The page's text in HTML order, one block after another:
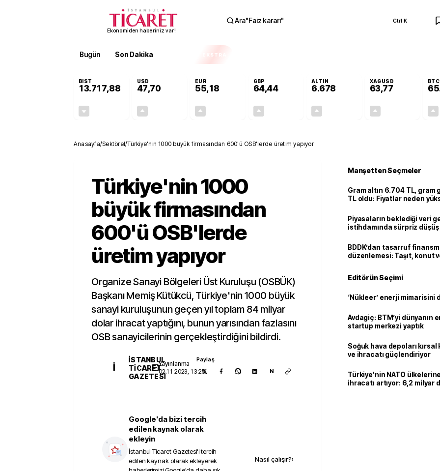
Ekonomiden haberiniz var!
Ara"Faiz kararı" Ctrl K
Bugün Son Dakika EKSTRA
BIST
13.717,88
USD
47,70
EUR
55,18
GBP
64,44
ALTIN
6.678
XAGUSD
63,77
BTC
Anasayfa/Sektörel/Türkiye'nin 1000 büyük firmasından 600'ü OSB'lerde üretim yapıyor
Türkiye'nin 1000
büyük firmasından
600'ü OSB'lerde
üretim yapıyor
Organize Sanayi Bölgeleri Üst Kuruluşu (OSBÜK)
Başkanı Memiş Kütükcü, Türkiye'nin 1000 büyük
sanayi kuruluşunun geçen yıl toplam 84 milyar
dolar ihracat yaptığını, bunun yarısından fazlasını
OSB sanayicilerinin gerçekleştirdiğini bildirdi.
İ
İSTANBUL
TICARET
GAZETESI
Yayınlanma
02.11.2023, 13:29
Paylaş
N
Google'da bizi tercih
edilen kaynak olarak
ekleyin
İstanbul Ticaret Gazetesi'i tercih
edilen kaynak olarak ekleyerek
Nasıl çalışır?›
Manşetten Seçmeler
Gram altın 6.704 TL, gram
TL oldu: Fiyatlar neden
Piyasaların beklediği veri
istihdamında sürpriz düşüş
BDDK’dan tasarruf
düzenlemesi: Taşıt, konut
Editörün Seçimi
‘Nükleer’ enerji mimarisini
Avdagiç: BTM’yi dünyanın
startup merkezi yaptık
Soğuk hava depoları kırsal
ve ihracatı güçlendiriyor
Türkiye'nin NATO
ihracatı artıyor: 6,2 milyar